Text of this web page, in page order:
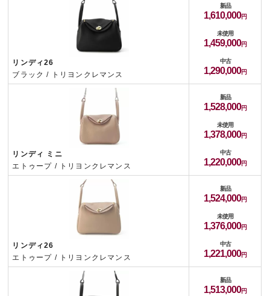
リンディ26
ブラック / トリヨンクレマンス
新品
1,610,000
未使用
1,459,000
中古
1,290,000
リンディ ミニ
エトゥープ / トリヨンクレマンス
新品
1,528,000
未使用
1,378,000
中古
1,220,000
リンディ26
エトゥープ / トリヨンクレマンス
新品
1,524,000
未使用
1,376,000
中古
1,221,000
新品
1,513,000